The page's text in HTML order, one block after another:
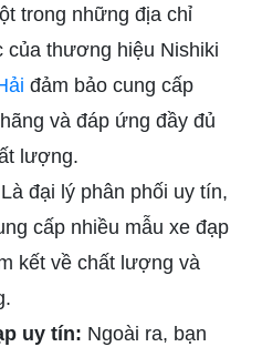
trong những địa chỉ
của thương hiệu Nishiki
đảm bảo cung cấp
và đáp ứng đầy đủ
lượng.
Là đại lý phân phối uy tín,
cấp nhiều mẫu xe đạp
kết về chất lượng và
uy tín: Ngoài ra, bạn